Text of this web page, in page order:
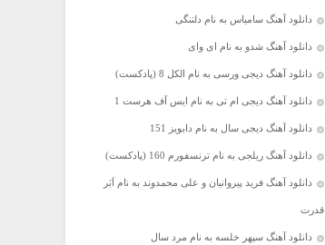
دانلود آهنگ سامیاس به نام دلتنگی
دانلود آهنگ شدو به نام ای وای
دانلود آهنگ دیجی ورسی به نام الکل 8 (پادکست)
دانلود آهنگ دیجی ام تی به نام ایس آف هرست 1
دانلود آهنگ دیجی سال به نام دابویز 151
دانلود آهنگ ریلجی به نام ترنسفورم 160 (پادکست)
دانلود آهنگ فرید پیروانیان و علی محمدوند به نام اَبَر
قدرت
دانلود آهنگ سپهر خلسه به نام مرد سال